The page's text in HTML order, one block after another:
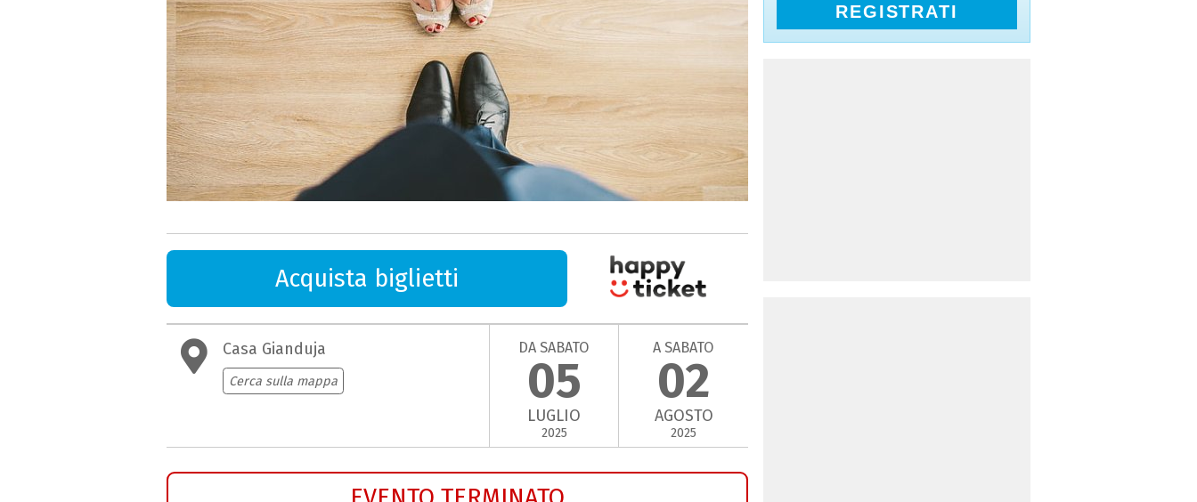
Acquista biglietti
Casa Gianduja
Cerca sulla mappa
DA SABATO
05
LUGLIO
2025
A SABATO
02
AGOSTO
2025
REGISTRATI